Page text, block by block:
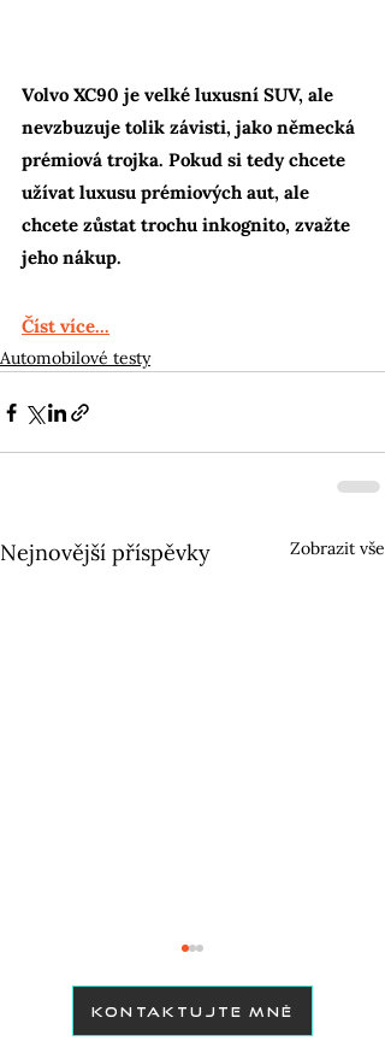
Volvo XC90 je velké luxusní SUV, ale
nevzbuzuje tolik závisti, jako německá
prémiová trojka. Pokud si tedy chcete
užívat luxusu prémiových aut, ale
chcete zůstat trochu inkognito, zvažte
jeho nákup.
Číst více...
Automobilové testy
Nejnovější příspěvky Zobrazit vše
KONTAKTUJTE MNĚ